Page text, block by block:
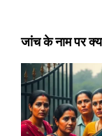
जांच के नाम पर